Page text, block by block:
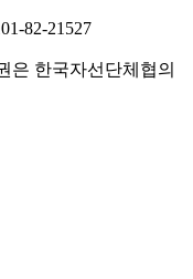
82-21527
은 한국자선단체협의